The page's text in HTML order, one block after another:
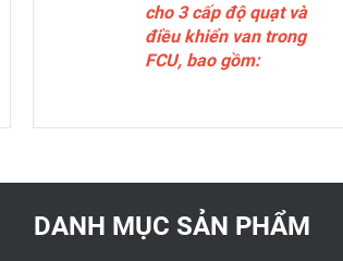
cho 3 cấp độ quạt và
điều khiển van trong
FCU, bao gồm:
công giữa làm nóng và
Chế độ thông gió
Điều khiển quạt 3
tốc độ bằng tay
DANH MỤC SẢN PHẨM